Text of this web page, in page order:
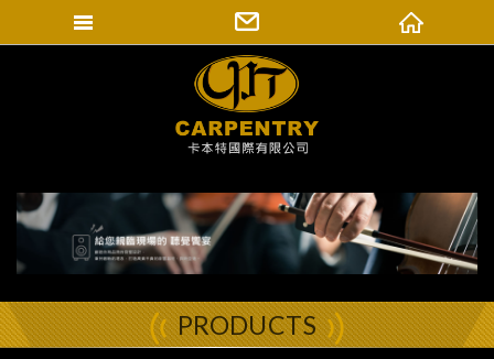
PRODUCTS
填寫匯款通知
登入會員
修改會員資料